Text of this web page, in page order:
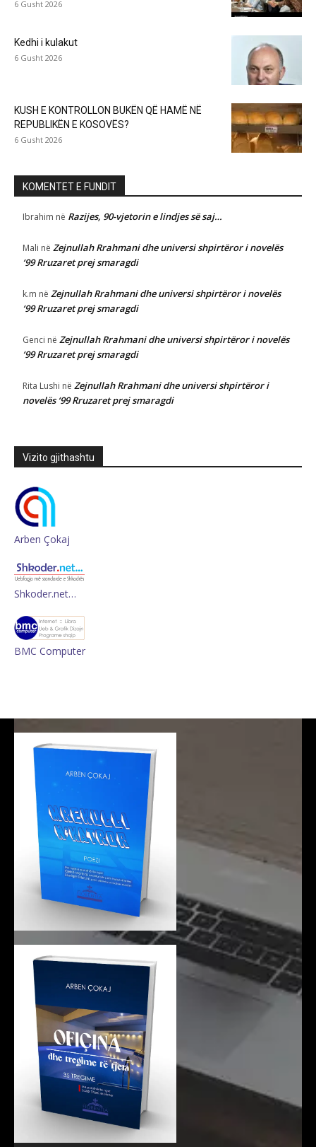
6 Gusht 2026
Kedhi i kulakut
6 Gusht 2026
KUSH E KONTROLLON BUKËN QË HAMË NË
REPUBLIKËN E KOSOVËS?
6 Gusht 2026
KOMENTET E FUNDIT
Ibrahim në Razijes, 90-vjetorin e lindjes së saj…
Mali në Zejnullah Rrahmani dhe universi shpirtëror i novelës
‘99 Rruzaret prej smaragdi
k.m në Zejnullah Rrahmani dhe universi shpirtëror i novelës
‘99 Rruzaret prej smaragdi
Genci në Zejnullah Rrahmani dhe universi shpirtëror i novelës
‘99 Rruzaret prej smaragdi
Rita Lushi në Zejnullah Rrahmani dhe universi shpirtëror i
novelës ‘99 Rruzaret prej smaragdi
Vizito gjithashtu
Arben Çokaj
Shkoder.net…
BMC Computer